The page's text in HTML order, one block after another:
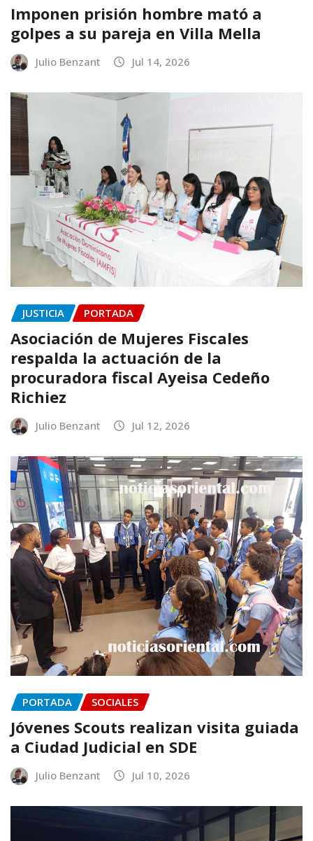
Imponen prisión hombre mató a
golpes a su pareja en Villa Mella
Julio Benzant Jul 14, 2026
JUSTICIA PORTADA
Asociación de Mujeres Fiscales
respalda la actuación de la
procuradora fiscal Ayeisa Cedeño
Richiez
Julio Benzant Jul 12, 2026
PORTADA SOCIALES
Jóvenes Scouts realizan visita guiada
a Ciudad Judicial en SDE
Julio Benzant Jul 10, 2026